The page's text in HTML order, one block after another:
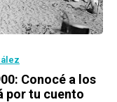
: Conocé a los
por tu cuento